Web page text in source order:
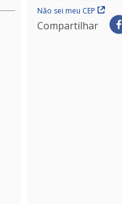
Não sei meu CEP
Compartilhar